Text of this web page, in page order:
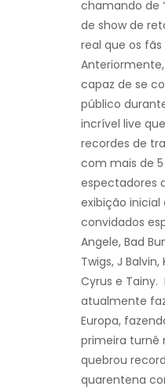
chamando de
de show de
real que os fãs
capaz de se
público
incrível live
recordes de
com mais de
espectadores
exibição
convidados
Angele, Bad
Twigs, J
Cyrus e Tainy.
atualmente
Europa,
primeira turnê
quebrou
quarentena